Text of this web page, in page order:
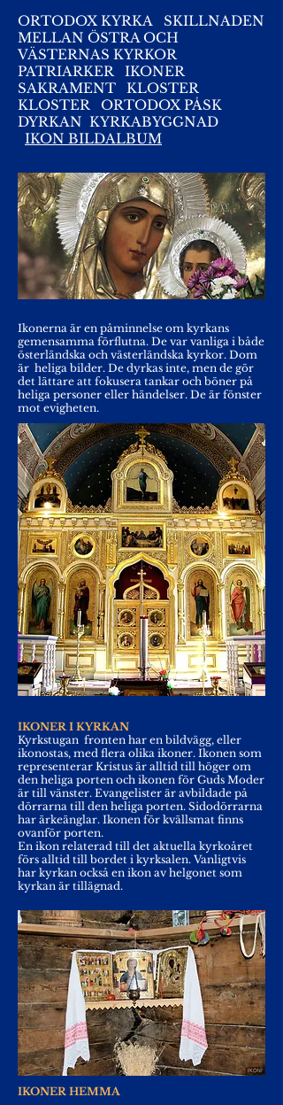
ORTODOX KYRKA
SKILLNADEN
MELLAN ÖSTRA OCH
VÄSTERNAS KYRKOR
PATRIARKER
IKONER
SAKRAMENT
KLOSTER
KLOSTER
ORTODOX PÅSK
DYRKAN KYRKABYGGNAD
IKON BILDALBUM
Ikonerna är en påminnelse om kyrkans
gemensamma förflutna. De var vanliga i både
österländska och västerländska kyrkor. Dom
är heliga bilder. De dyrkas inte, men de gör
det lättare att fokusera tankar och böner på
heliga personer eller händelser. De är fönster
mot evigheten.
IKONER I KYRKAN
Kyrkstugan fronten har en bildvägg, eller
ikonostas, med flera olika ikoner. Ikonen som
representerar Kristus är alltid till höger om
den heliga porten och ikonen för Guds Moder
är till vänster. Evangelister är avbildade på
dörrarna till den heliga porten. Sidodörrarna
har ärkeänglar. Ikonen för kvällsmat finns
ovanför porten.
En ikon relaterad till det aktuella kyrkoåret
förs alltid till bordet i kyrksalen. Vanligtvis
har kyrkan också en ikon av helgonet som
kyrkan är tillägnad.
IKONER HEMMA